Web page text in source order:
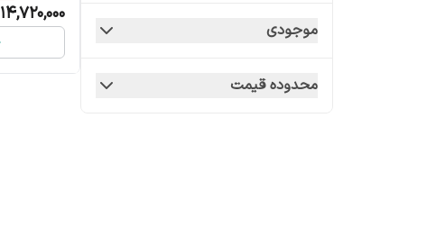
موجودی
محدوده قیمت
14,720,000